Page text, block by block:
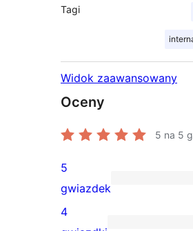
Tagi
Widok zaawansowany
Oceny
5 na 5
1
recenzja
5
gwiazdek
4